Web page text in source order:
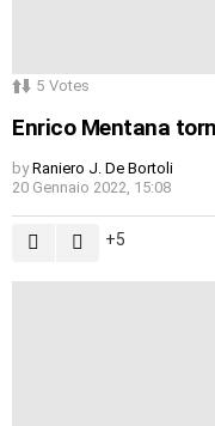
5 Votes
Enrico Mentana
by Raniero J. De Bortoli
20 Gennaio 2022, 15:08
5